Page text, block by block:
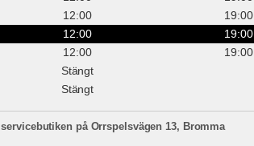
12:00
19:00
12:00
19:00
12:00
19:00
Stängt
Stängt
på Orrspelsvägen 13, Bromma